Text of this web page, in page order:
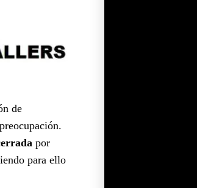
de
por
para ello